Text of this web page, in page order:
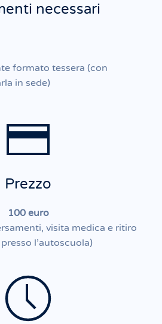
necessari
formato tessera (con
in sede)
Prezzo
100 euro
visita medica e ritiro
l’autoscuola)